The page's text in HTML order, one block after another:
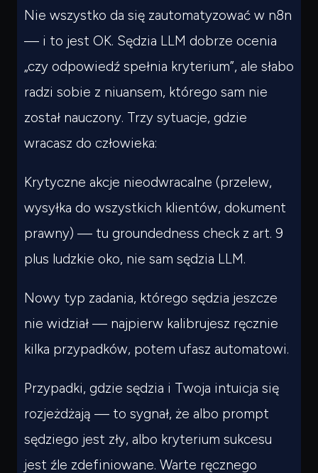
Nie wszystko da się zautomatyzować w n8n
— i to jest OK. Sędzia LLM dobrze ocenia
„czy odpowiedź spełnia kryterium”, ale słabo
radzi sobie z niuansem, którego sam nie
został nauczony. Trzy sytuacje, gdzie
wracasz do człowieka:
Krytyczne akcje nieodwracalne (przelew,
wysyłka do wszystkich klientów, dokument
prawny) — tu groundedness check z art. 9
plus ludzkie oko, nie sam sędzia LLM.
Nowy typ zadania, którego sędzia jeszcze
nie widział — najpierw kalibrujesz ręcznie
kilka przypadków, potem ufasz automatowi.
Przypadki, gdzie sędzia i Twoja intuicja się
rozjeżdżają — to sygnał, że albo prompt
sędziego jest zły, albo kryterium sukcesu
jest źle zdefiniowane. Warte ręcznego